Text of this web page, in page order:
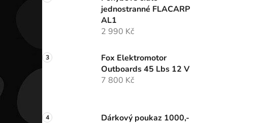
jednostranné FLACARP
AL1
2 990 Kč
Fox Elektromotor
Outboards 45 Lbs 12 V
7 800 Kč
Dárkový poukaz 1000,-